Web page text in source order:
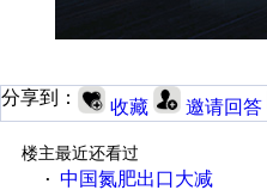
分享到： 收藏 邀请回答
楼主最近还看过
· 中国氮肥出口大减